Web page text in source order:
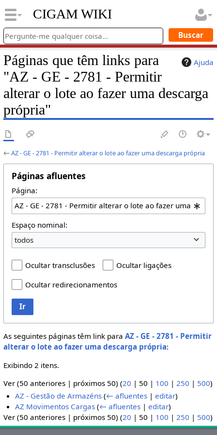
CIGAM WIKI
Ajuda
Páginas que têm links para
"AZ - GE - 2781 - Permitir
alterar o lote ao fazer uma descarga
própria"
←AZ - GE - 2781 - Permitir alterar o lote ao fazer uma descarga própria
Páginas afluentes
Página:
Espaço nominal:
todos
Ocultar transclusões
Ocultar ligações
Ocultar redirecionamentos
Ir
As seguintes páginas têm link para AZ - GE - 2781 - Permitir
alterar o lote ao fazer uma descarga própria:
Exibindo 2 itens.
Ver (50 anteriores| próximos 50) (20 | 50 | 100 | 250 | 500)
AZ - Gestão de Armazéns (← afluentes |editar)
AZ Movimentos Cargas (← afluentes |editar)
Ver (50 anteriores| próximos 50) (20 | 50 | 100 | 250 | 500)